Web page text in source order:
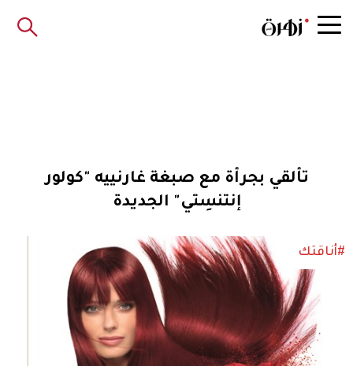
تألقي بجرأة مع صبغة غارنييه "كولور
إنتنسِتي" الجديدة
#أناقتك